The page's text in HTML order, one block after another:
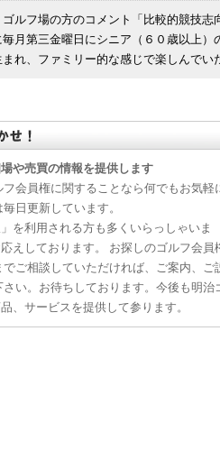
ルフ場の方のコメント「比較的競技志
月第三金曜日にシニア（６０歳以上）
れ、ファミリー的な感じで楽しんでい
や売買の情報を提供します
会員権に関することなら何でもお気軽
日更新しています。
を利用される方も多くいらっしゃいま
えしております。 お探しのゴルフ会員
ご相談していただければ、ご案内、ご
い。お待ちしております。今後も明治
、サービスを提供して参ります。